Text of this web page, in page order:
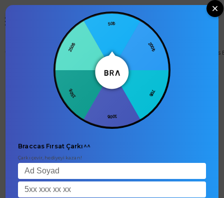
0
Men Elastic Waist Drawstring Linen Blend Slim Fit Jogger Shorts
50₺
200₺
70₺
100₺
150₺
250₺
Braccas Fırsat Çarkı^^
Çarkı çevir, hediyeyi kazan!